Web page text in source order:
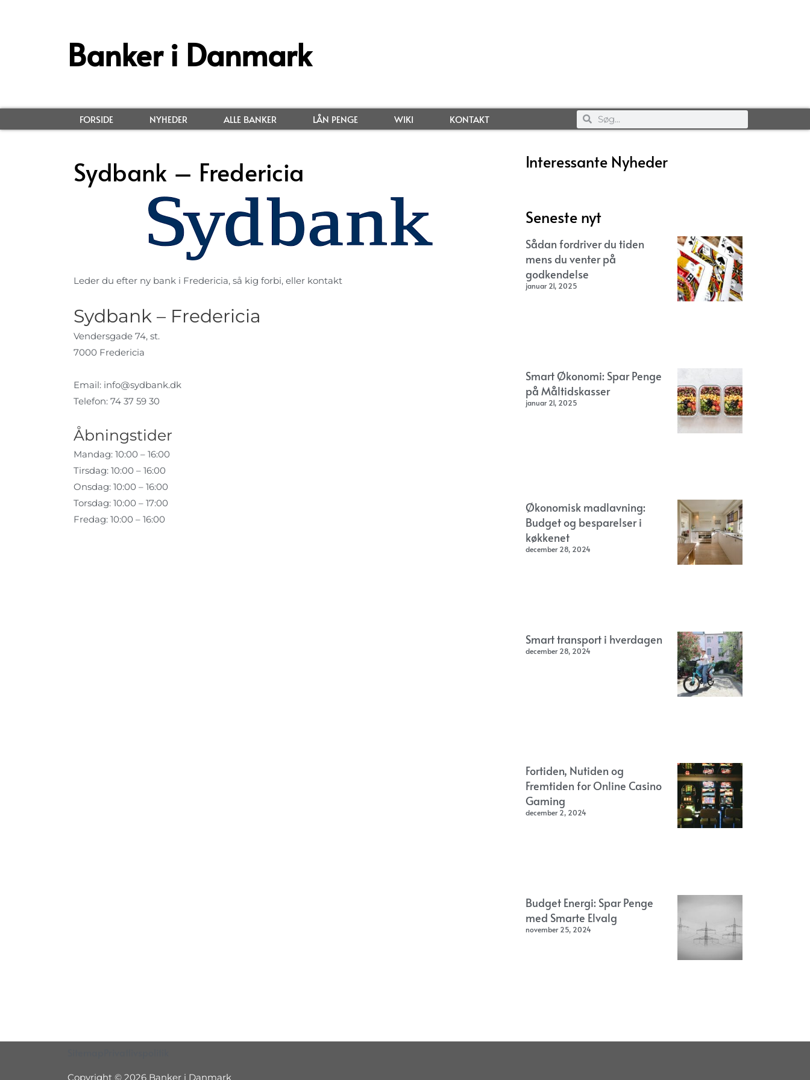
Banker i Danmark
FORSIDE NYHEDER ALLE BANKER LÅN PENGE WIKI KONTAKT
Sydbank – Fredericia
Leder du efter ny bank i Fredericia, så kig forbi, eller kontakt
Sydbank – Fredericia
Vendersgade 74, st.
7000 Fredericia
Email: info@sydbank.dk
Telefon: 74 37 59 30
Åbningstider
Mandag: 10:00 – 16:00
Tirsdag: 10:00 – 16:00
Onsdag: 10:00 – 16:00
Torsdag: 10:00 – 17:00
Fredag: 10:00 – 16:00
Interessante Nyheder
Seneste nyt
Sådan fordriver du tiden
mens du venter på
godkendelse
januar 21, 2025
Smart Økonomi: Spar Penge
på Måltidskasser
januar 21, 2025
Økonomisk madlavning:
Budget og besparelser i
køkkenet
december 28, 2024
Smart transport i hverdagen
december 28, 2024
Fortiden, Nutiden og
Fremtiden for Online Casino
Gaming
december 2, 2024
Budget Energi: Spar Penge
med Smarte Elvalg
november 25, 2024
Copyright © 2026 Banker i Danmark